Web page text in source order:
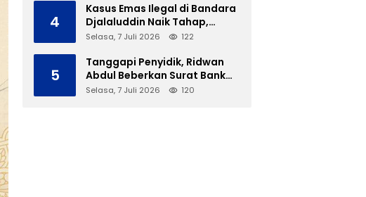
4
Kasus Emas Ilegal di Bandara
Djalaluddin Naik Tahap,
Berkas Segera Dilimpahkan
Selasa, 7 Juli 2026 122
5
Tanggapi Penyidik, Ridwan
Abdul Beberkan Surat Bank
Panin Soal Lelang Aset Eks
Selasa, 7 Juli 2026 120